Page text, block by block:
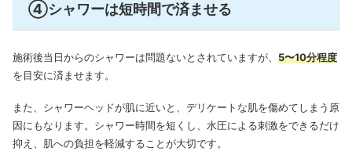
④シャワーは短時間で済ませる
施術後当日からのシャワーは問題ないとされていますが、 5〜10分程度
を目安に済ませます。
また、シャワーヘッドが肌に近いと、デリケートな肌を傷めてしまう原
因にもなります。シャワー時間を短くし、水圧による刺激をできるだけ
抑え、肌への負担を軽減することが大切です。